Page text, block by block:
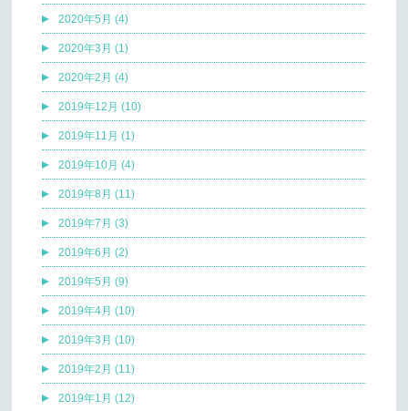
2020年5月 (4)
2020年3月 (1)
2020年2月 (4)
2019年12月 (10)
2019年11月 (1)
2019年10月 (4)
2019年8月 (11)
2019年7月 (3)
2019年6月 (2)
2019年5月 (9)
2019年4月 (10)
2019年3月 (10)
2019年2月 (11)
2019年1月 (12)